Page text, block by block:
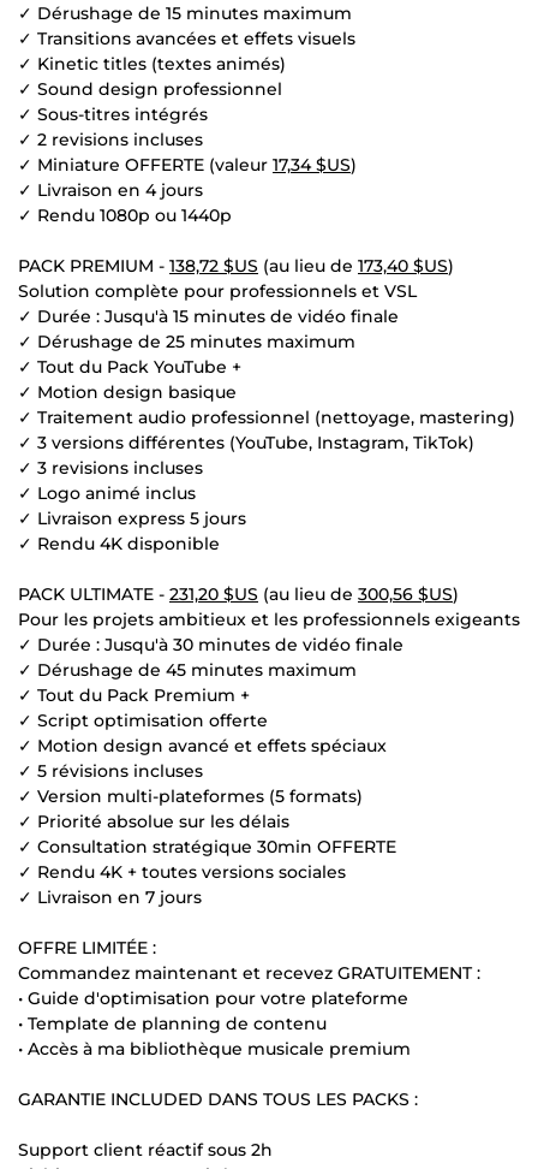
✓ Dérushage de 15 minutes maximum
✓ Transitions avancées et effets visuels
✓ Kinetic titles (textes animés)
✓ Sound design professionnel
✓ Sous-titres intégrés
✓ 2 revisions incluses
✓ Miniature OFFERTE (valeur 17,34 $US)
✓ Livraison en 4 jours
✓ Rendu 1080p ou 1440p
PACK PREMIUM - 138,72 $US (au lieu de 173,40 $US)
Solution complète pour professionnels et VSL
✓ Durée : Jusqu'à 15 minutes de vidéo finale
✓ Dérushage de 25 minutes maximum
✓ Tout du Pack YouTube +
✓ Motion design basique
✓ Traitement audio professionnel (nettoyage, mastering)
✓ 3 versions différentes (YouTube, Instagram, TikTok)
✓ 3 revisions incluses
✓ Logo animé inclus
✓ Livraison express 5 jours
✓ Rendu 4K disponible
PACK ULTIMATE - 231,20 $US (au lieu de 300,56 $US)
Pour les projets ambitieux et les professionnels exigeants
✓ Durée : Jusqu'à 30 minutes de vidéo finale
✓ Dérushage de 45 minutes maximum
✓ Tout du Pack Premium +
✓ Script optimisation offerte
✓ Motion design avancé et effets spéciaux
✓ 5 révisions incluses
✓ Version multi-plateformes (5 formats)
✓ Priorité absolue sur les délais
✓ Consultation stratégique 30min OFFERTE
✓ Rendu 4K + toutes versions sociales
✓ Livraison en 7 jours
OFFRE LIMITÉE :
Commandez maintenant et recevez GRATUITEMENT :
• Guide d'optimisation pour votre plateforme
• Template de planning de contenu
• Accès à ma bibliothèque musicale premium
GARANTIE INCLUDED DANS TOUS LES PACKS :
Support client réactif sous 2h